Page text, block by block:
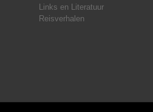
Links en Literatuur
Reisverhalen